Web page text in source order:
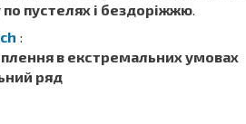
пустелях і бездоріжжю.
:
в екстремальних умовах
ряд